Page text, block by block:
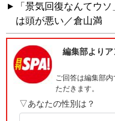
「景気回復なんてウ
は頭が悪い／倉山満